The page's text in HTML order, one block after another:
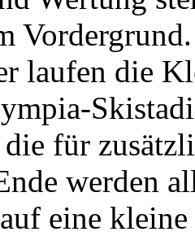
laufen die
für
werden
eine